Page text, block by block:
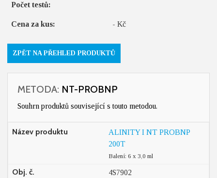
Počet testů:
Cena za kus: - Kč
ZPĚT NA PŘEHLED PRODUKTŮ
METODA: NT-PROBNP
Souhrn produktů související s touto metodou.
Název produktu
ALINITY I NT PROBNP
200T
Balení: 6 x 3,0 ml
Obj. č. 4S7902